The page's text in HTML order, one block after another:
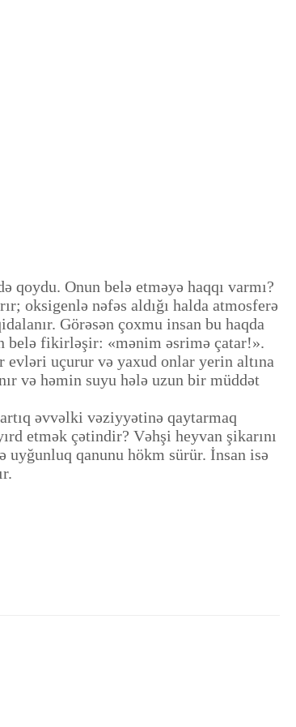
Onun belə etməyə haqqı varmı?
oksigenlə nəfəs aldığı halda atmosferə
Görəsən çoxmu insan bu haqda
belə fikirləşir: «mənim əsrimə çatar!».
evləri uçurur və yaxud onlar yerin altına
və həmin suyu hələ uzun bir müddət
əvvəlki vəziyyətinə qaytarmaq
etmək çətindir? Vəhşi heyvan şikarını
qanunu hökm sürür. İnsan isə